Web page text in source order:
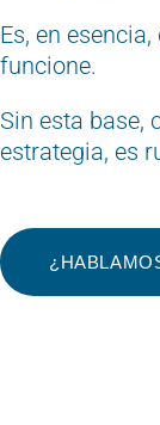
Es, en
funcione.
Sin esta base,
estrategia, es